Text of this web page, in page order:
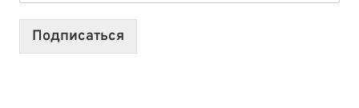
2026:
10
Подписаться